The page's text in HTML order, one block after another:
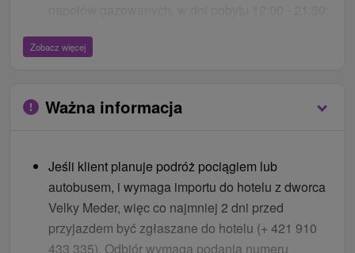
napój gazowany, usługi All Inclusive nie są
2 noce/ 2 x całodniowy bilet na basen termalny z
1 przerwą dziennie
4 noce/ 4 x całodniowy bilet na basen termalny z
1 przerwą dziennie, 1 x pakiet Wellness SPA 50
minut dla dorosłych
Zobacz więcej
Ważna informacja
Jeśli klient planuje podróż pociągiem lub
autobusem, i wymaga importu do hotelu z dworca
Velky Meder, więc co najmniej 2 dni przed
przyjazdem być zgłaszane do hotelu (+ 421 910
433 335). Odbiór wymaga podania numeru